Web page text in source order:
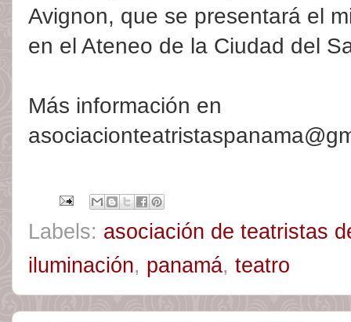
Avignon, que se presentará el
en el Ateneo de la Ciudad del
Más información en
Labels: asociación de teatristas
iluminación, panamá, teatro